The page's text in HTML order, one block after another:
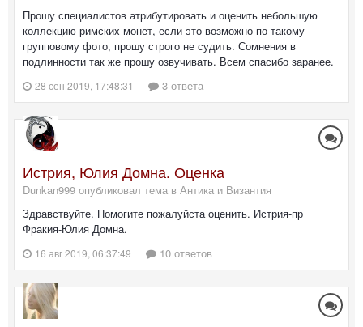
Прошу специалистов атрибутировать и оценить небольшую
коллекцию римских монет, если это возможно по такому
групповому фото, прошу строго не судить. Сомнения в
подлинности так же прошу озвучивать. Всем спасибо заранее.
28 сен 2019, 17:48:31 3 ответа
Истрия, Юлия Домна. Оценка
Dunkan999 опубликовал тема в Антика и Византия
Здравствуйте. Помогите пожалуйста оценить. Истрия-пр
Фракия-Юлия Домна.
16 авг 2019, 06:37:49 10 ответов